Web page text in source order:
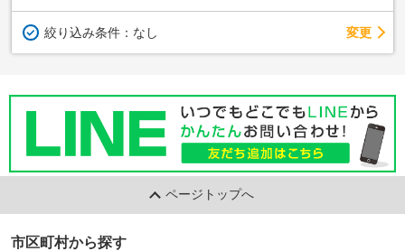
絞り込み条件： なし 変更
ページトップへ
市区町村から探す